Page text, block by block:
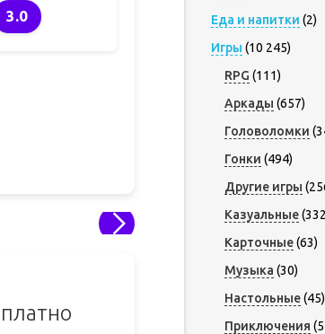
3.0
Еда и напитки (2)
Игры (10 245)
RPG (111)
Аркады (657)
Головоломки
Гонки (494)
Другие игры
Казуальные
Карточные(63)
Музыка (30)
Настольные(45)
Приключения